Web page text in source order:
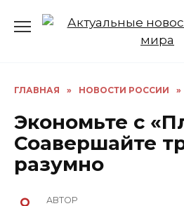
ГЛАВНАЯ » НОВОСТИ РОССИИ »
Экономьте с
Соавершайте
разумно
АВТОР